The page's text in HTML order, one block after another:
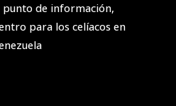
punto de información,
para los celíacos en